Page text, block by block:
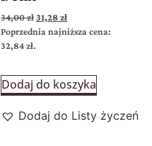
34,00zł 31,28 zł
Poprzednia najniższa cena:
32,84 zł.
Dodaj do koszyka
Dodaj do Listy życzeń